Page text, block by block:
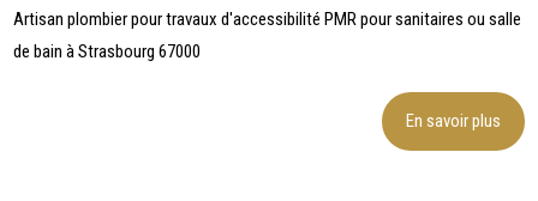
Artisan plombier pour travaux d'accessibilité PMR pour sanitaires ou salle
de bain à Strasbourg 67000
En savoir plus